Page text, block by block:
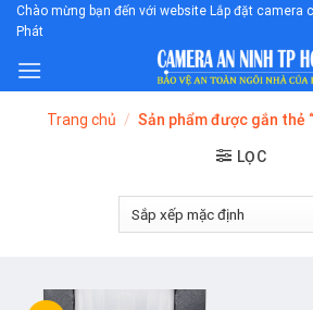
Skip
content
Chào mừng bạn đến với website Lắp đặt camera
Phát
Trang chủ / Sản phẩm được gắn thẻ
LỌC